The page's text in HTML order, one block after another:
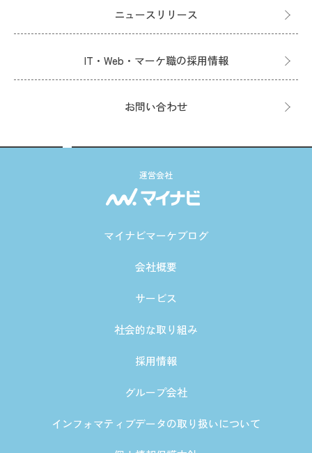
ニュースリリース
IT・Web・マーケ職の採用情報
お問い合わせ
運営会社
マイナビマーケブログ
会社概要
サービス
社会的な取り組み
採用情報
グループ会社
インフォマティブデータの取り扱いについて